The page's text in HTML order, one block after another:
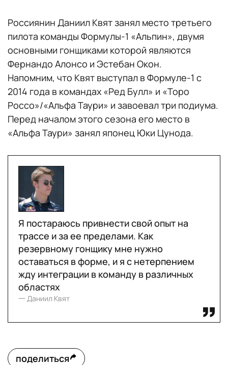
Россиянин Даниил Квят занял место третьего
пилота команды Формулы-1 «Альпин», двумя
основными гонщиками которой являются
Фернандо Алонсо и Эстебан Окон.
Напомним, что Квят выступал в Формуле-1 с
2014 года в командах «Ред Булл» и «Торо
Россо»/«Альфа Таури» и завоевал три подиума.
Перед началом этого сезона его место в
«Альфа Таури» занял японец Юки Цунода.
Я постараюсь привнести свой опыт на
трассе и за ее пределами. Как
резервному гонщику мне нужно
оставаться в форме, и я с нетерпением
жду интеграции в команду в различных
областях
一 Даниил Квят
поделиться